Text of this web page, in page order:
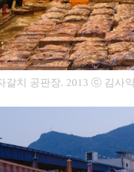
갈치 공판장. 2013 ⓒ 김사익